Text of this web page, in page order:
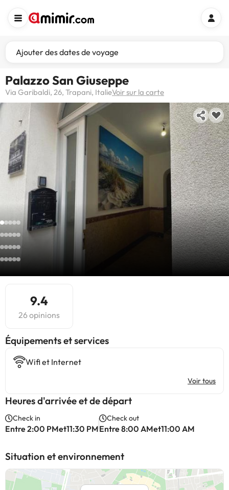
Ajouter des dates de voyage
Palazzo San Giuseppe
Via Garibaldi, 26, Trapani, ItalieVoir sur la carte
9.4
26 opinions
​Équipements et services
Wifi et Internet
Voir tous
Heures d'arrivée et de départ
Check in
Entre 2:00 PMet11:30 PM
Check out
Entre 8:00 AMet11:00 AM
Situation et environnement